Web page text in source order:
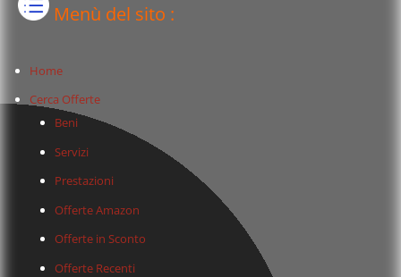
Menù del sito :
Home
Cerca Offerte
Beni
Servizi
Prestazioni
Offerte Amazon
Offerte in Sconto
Offerte Recenti